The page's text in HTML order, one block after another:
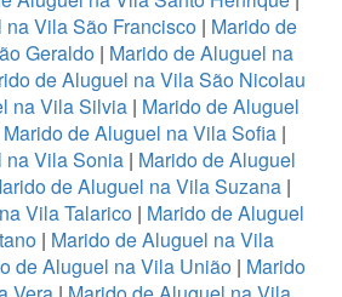
Vila São Francisco| Marido de
Geraldo| Marido de Aluguel na
de Aluguel na Vila São Nicolau
na Vila Silvia | Marido de Aluguel
Marido de Aluguel na Vila Sofia|
na Vila Sonia | Marido de Aluguel
de Aluguel na Vila Suzana|
Vila Talarico | Marido de Aluguel
| Marido de Aluguel na Vila
de Aluguel na Vila União | Marido